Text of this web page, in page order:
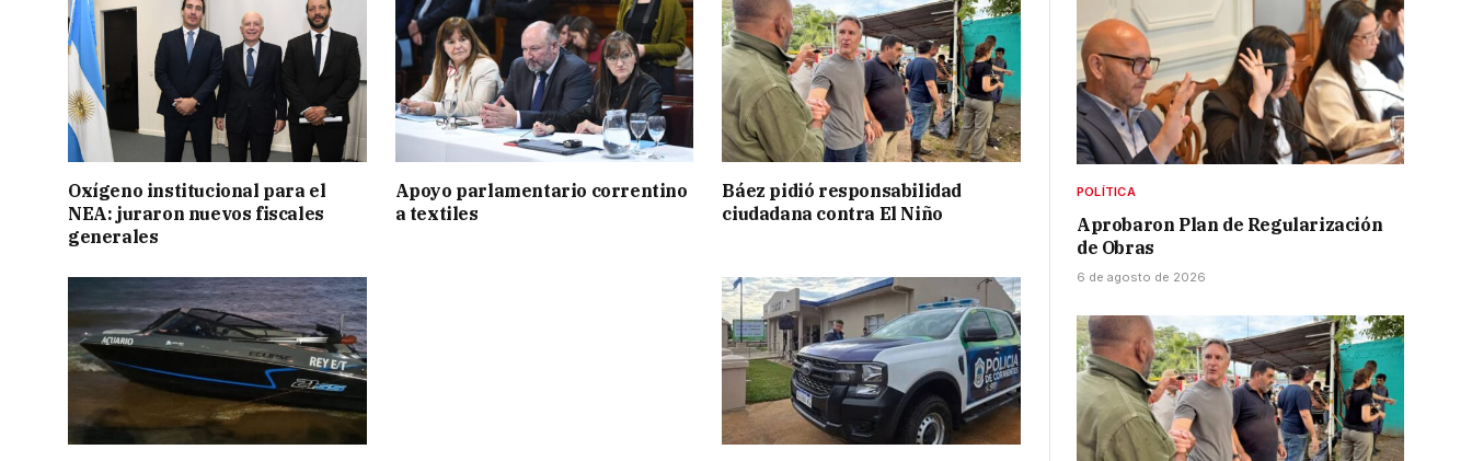
Oxígeno institucional para el
NEA: juraron nuevos fiscales
generales
Apoyo parlamentario correntino
a textiles
Báez pidió responsabilidad
ciudadana contra El Niño
POLÍTICA
Aprobaron Plan de Regularización
de Obras
6 de agosto de 2026